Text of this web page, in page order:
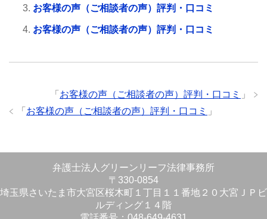
お客様の声（ご相談者の声）評判・口コミ
お客様の声（ご相談者の声）評判・口コミ
「 お客様の声（ご相談者の声）評判・口コミ
」
「 お客様の声（ご相談者の声）評判・口コミ 」
弁護士法人グリーンリーフ法律事務所
〒330-0854
埼玉県さいたま市大宮区桜木町１丁目１１番地２０大宮ＪＰビ
ルディング１４階